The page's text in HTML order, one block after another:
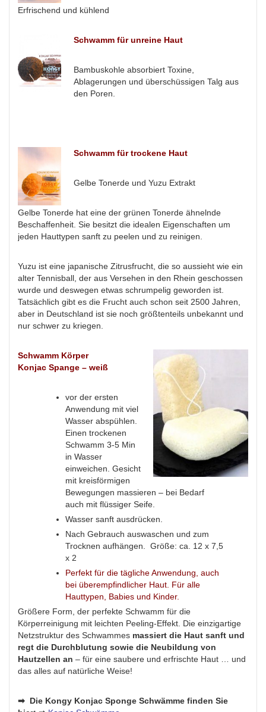
Erfrischend und kühlend
Schwamm für unreine Haut
Bambuskohle absorbiert Toxine,
Ablagerungen und überschüssigen Talg aus
den Poren.
Schwamm für trockene Haut
Gelbe Tonerde und Yuzu Extrakt
Gelbe Tonerde hat eine der grünen Tonerde ähnelnde
Beschaffenheit. Sie besitzt die idealen Eigenschaften um
jeden Hauttypen sanft zu peelen und zu reinigen.
Yuzu ist eine japanische Zitrusfrucht, die so aussieht wie ein
alter Tennisball, der aus Versehen in den Rhein geschossen
wurde und deswegen etwas schrumpelig geworden ist.
Tatsächlich gibt es die Frucht auch schon seit 2500 Jahren,
aber in Deutschland ist sie noch größtenteils unbekannt und
nur schwer zu kriegen.
Schwamm Körper
Konjac Spange – weiß
vor der ersten
Anwendung mit viel
Wasser abspühlen.
Einen trockenen
Schwamm 3-5 Min
in Wasser
einweichen. Gesicht
mit kreisförmigen
Bewegungen massieren – bei Bedarf
auch mit flüssiger Seife.
Wasser sanft ausdrücken.
Nach Gebrauch auswaschen und zum
Trocknen aufhängen. Größe: ca. 12 x 7,5
x 2
Perfekt für die tägliche Anwendung, auch
bei überempfindlicher Haut. Für alle
Hauttypen, Babies und Kinder.
Größere Form, der perfekte Schwamm für die
Körperreinigung mit leichten Peeling-Effekt. Die einzigartige
Netzstruktur des Schwammes massiert die Haut sanft und
regt die Durchblutung sowie die Neubildung von
Hautzellen an – für eine saubere und erfrischte Haut … und
das alles auf natürliche Weise!
➡ Die Kongy Konjac Sponge Schwämme finden Sie